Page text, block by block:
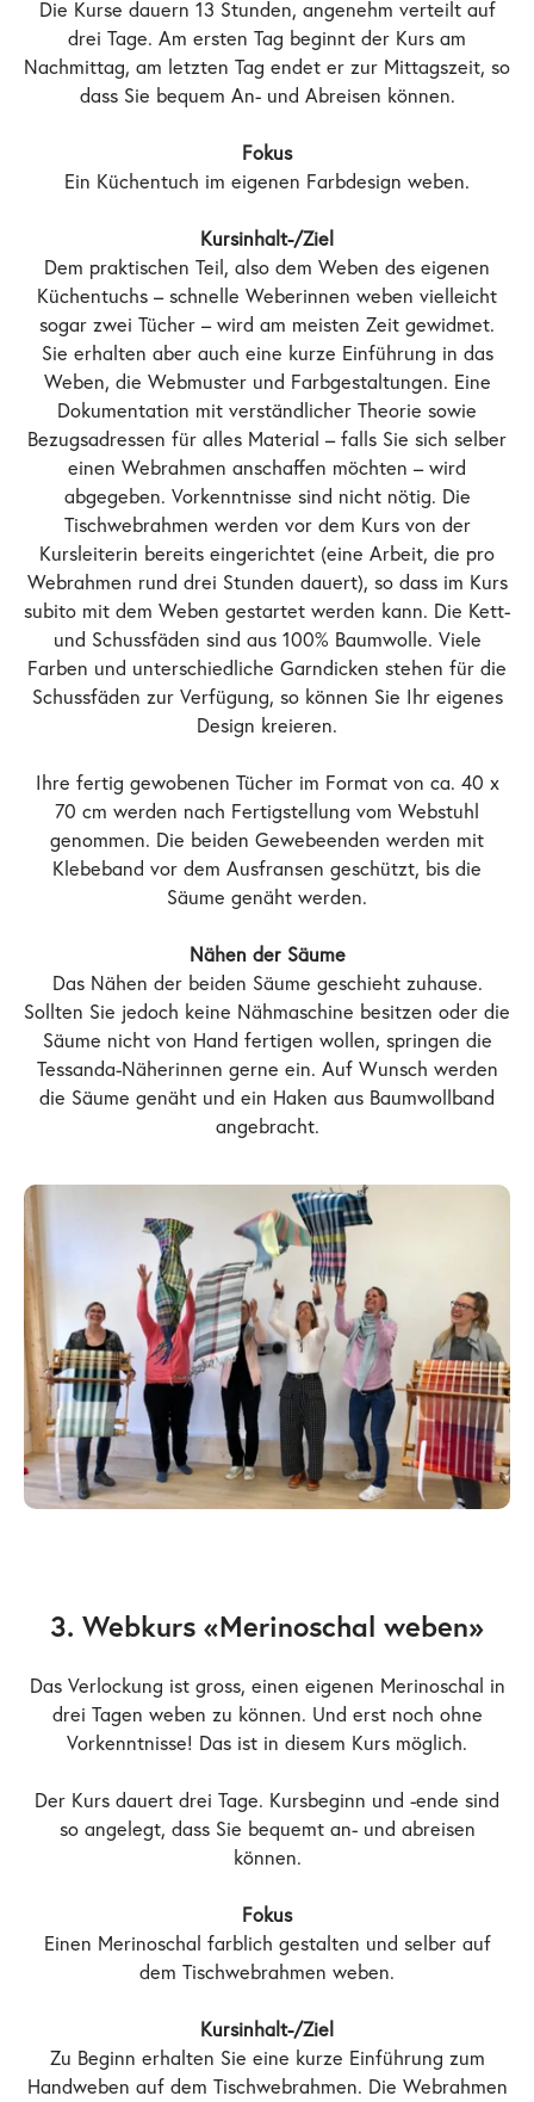
Die Kurse dauern 13 Stunden, angenehm verteilt auf
drei Tage. Am ersten Tag beginnt der Kurs am
Nachmittag, am letzten Tag endet er zur Mittagszeit, so
dass Sie bequem An- und Abreisen können.
Fokus
Ein Küchentuch im eigenen Farbdesign weben.
Kursinhalt-/Ziel
Dem praktischen Teil, also dem Weben des eigenen
Küchentuchs – schnelle Weberinnen weben vielleicht
sogar zwei Tücher – wird am meisten Zeit gewidmet.
Sie erhalten aber auch eine kurze Einführung in das
Weben, die Webmuster und Farbgestaltungen. Eine
Dokumentation mit verständlicher Theorie sowie
Bezugsadressen für alles Material – falls Sie sich selber
einen Webrahmen anschaffen möchten – wird
abgegeben. Vorkenntnisse sind nicht nötig. Die
Tischwebrahmen werden vor dem Kurs von der
Kursleiterin bereits eingerichtet (eine Arbeit, die pro
Webrahmen rund drei Stunden dauert), so dass im Kurs
subito mit dem Weben gestartet werden kann. Die Kett-
und Schussfäden sind aus 100% Baumwolle. Viele
Farben und unterschiedliche Garndicken stehen für die
Schussfäden zur Verfügung, so können Sie Ihr eigenes
Design kreieren.
Ihre fertig gewobenen Tücher im Format von ca. 40 x
70 cm werden nach Fertigstellung vom Webstuhl
genommen. Die beiden Gewebeenden werden mit
Klebeband vor dem Ausfransen geschützt, bis die
Säume genäht werden.
Nähen der Säume
Das Nähen der beiden Säume geschieht zuhause.
Sollten Sie jedoch keine Nähmaschine besitzen oder die
Säume nicht von Hand fertigen wollen, springen die
Tessanda-Näherinnen gerne ein. Auf Wunsch werden
die Säume genäht und ein Haken aus Baumwollband
angebracht.
3. Webkurs «Merinoschal weben»
Das Verlockung ist gross, einen eigenen Merinoschal in
drei Tagen weben zu können. Und erst noch ohne
Vorkenntnisse! Das ist in diesem Kurs möglich.
Der Kurs dauert drei Tage. Kursbeginn und -ende sind
so angelegt, dass Sie bequemt an- und abreisen
können.
Fokus
Einen Merinoschal farblich gestalten und selber auf
dem Tischwebrahmen weben.
Kursinhalt-/Ziel
Zu Beginn erhalten Sie eine kurze Einführung zum
Handweben auf dem Tischwebrahmen. Die Webrahmen